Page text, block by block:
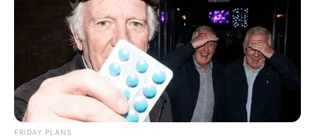
FRIDAY PLANS